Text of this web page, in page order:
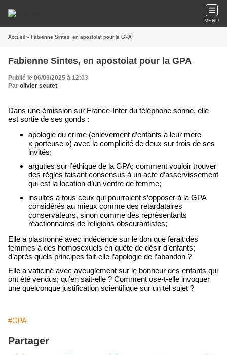
MENU
Accueil » Fabienne Sintes, en apostolat pour la GPA
Fabienne Sintes, en apostolat pour la GPA
Publié le 06/09/2025 à 12:03
Par olivier seutet
Dans une émission sur France-Inter du téléphone sonne, elle
est sortie de ses gonds :
apologie du crime (enlèvement d’enfants à leur mère
« porteuse ») avec la complicité de deux sur trois de ses
invités;
arguties sur l’éthique de la GPA; comment vouloir trouver
des règles faisant consensus à un acte d’asservissement
qui est la location d’un ventre de femme;
insultes à tous ceux qui pourraient s’opposer à la GPA
considérés au mieux comme des retardataires
conservateurs, sinon comme des représentants
réactionnaires de religions obscurantistes;
Elle a plastronné avec indécence sur le don que ferait des
femmes à des homosexuels en quête de désir d’enfants;
d’après quels principes fait-elle l’apologie de l’abandon ?
Elle a vaticiné avec aveuglement sur le bonheur des enfants qui
ont été vendus; qu’en sait-elle ? Comment ose-t-elle invoquer
une quelconque justification scientifique sur un tel sujet ?
#GPA
Partager